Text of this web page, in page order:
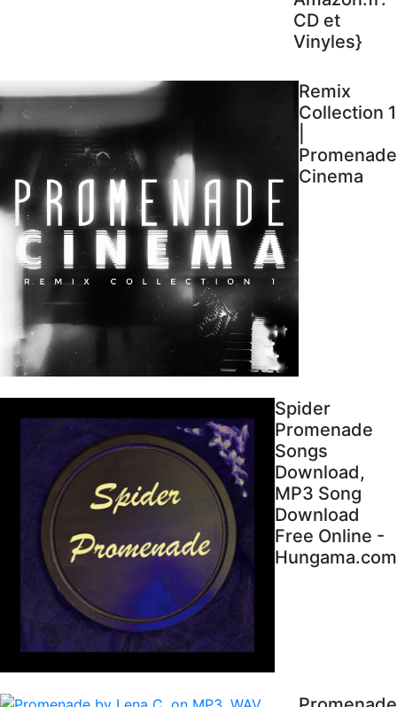
CD et
Vinyles}
Remix
Collection 1
Promenade
Cinema
Spider
Promenade
Songs
Download,
MP3 Song
Download
Free Online -
Hungama.com